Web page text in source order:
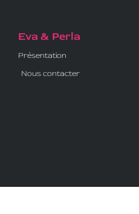
Eva & Perla
Présentation
Nous contacter